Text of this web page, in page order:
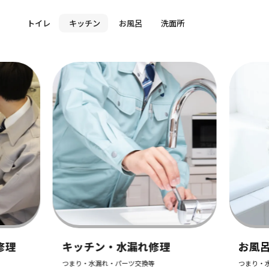
トイレ キッチン お風呂 洗面所
理 キッチン・水漏れ修理
つまり・水漏れ・パーツ交換等
お風
つまり・